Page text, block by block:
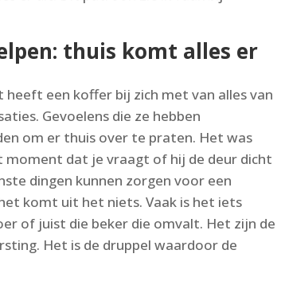
thuis komt alles er
een koffer bij zich met van alles van
Gevoelens die ze hebben
om er thuis over te praten. Het was
moment dat je vraagt of hij de deur dicht
dingen kunnen zorgen voor een
komt uit het niets. Vaak is het iets
of juist die beker die omvalt. Het zijn de
Het is de druppel waardoor de